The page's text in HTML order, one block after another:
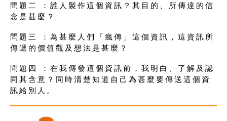
問題二 ：誰人製作這個資訊？其目的、所傳達的信
念是甚麼？
問題三 ：為甚麼人們「瘋傳」這個資訊，這資訊所
傳遞的價值觀及想法是甚麼？
問題四 ：在我傳發這個資訊前，我明白、了解及認
同其含意？同時清楚知道自己為甚麼要傳送這個資
訊給別人。